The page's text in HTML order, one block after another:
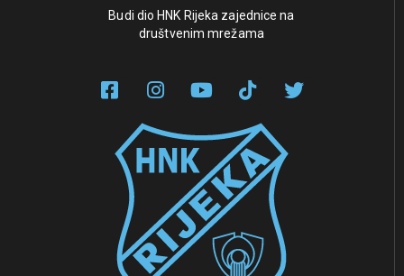
Budi dio HNK Rijeka zajednice na
društvenim mrežama